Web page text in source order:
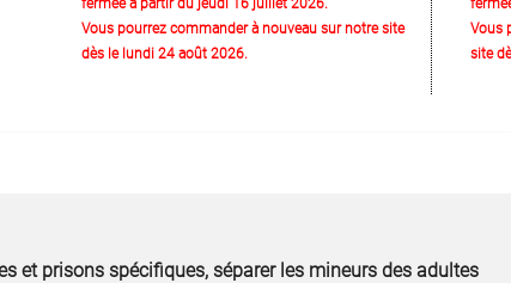
fermée à partir du jeudi 16 juillet 2026.
Vous pourrez commander à nouveau sur notre site
dès le lundi 24 août 2026.
Vous
site
et prisons spécifiques, séparer les mineurs des adultes